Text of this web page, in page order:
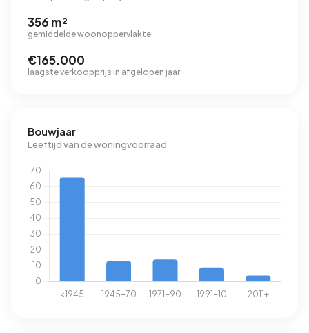
356 m²
gemiddelde woonoppervlakte
€165.000
laagste verkoopprijs in afgelopen jaar
Bouwjaar
Leeftijd van de woningvoorraad